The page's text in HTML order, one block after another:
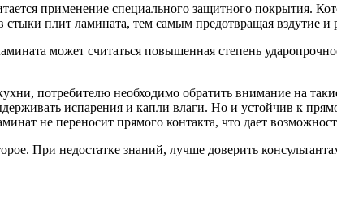
применение специального защитного покрытия.
плит ламината, тем самым предотвращая вздутие и
может считаться повышенная степень
потребителю необходимо обратить внимание на
испарения и капли влаги. Но и устойчив к
не переносит прямого контакта, что дает
При недостатке знаний, лучше доверить